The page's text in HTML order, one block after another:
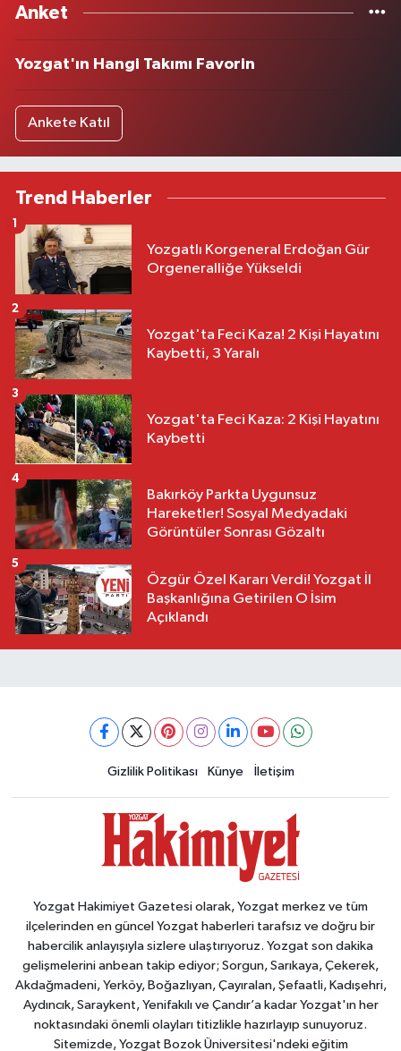
Anket
Yozgat'ın Hangi Takımı Favorin
Ankete Katıl
Trend Haberler
Yozgatlı Korgeneral Erdoğan Gür
Orgeneralliğe Yükseldi
1
Yozgat'ta Feci Kaza! 2 Kişi Hayatını
Kaybetti, 3 Yaralı
2
Yozgat'ta Feci Kaza: 2 Kişi Hayatını
Kaybetti
3
Bakırköy Parkta Uygunsuz
Hareketler! Sosyal Medyadaki
Görüntüler Sonrası Gözaltı
4
Özgür Özel Kararı Verdi! Yozgat İl
Başkanlığına Getirilen O İsim
Açıklandı
5
Gizlilik Politikası Künye İletişim
Yozgat Hakimiyet Gazetesi olarak, Yozgat merkez ve tüm
ilçelerinden en güncel Yozgat haberleri tarafsız ve doğru bir
habercilik anlayışıyla sizlere ulaştırıyoruz. Yozgat son dakika
gelişmelerini anbean takip ediyor; Sorgun, Sarıkaya, Çekerek,
Akdağmadeni, Yerköy, Boğazlıyan, Çayıralan, Şefaatli, Kadışehri,
Aydıncık, Saraykent, Yenifakılı ve Çandır’a kadar Yozgat'ın her
noktasındaki önemli olayları titizlikle hazırlayıp sunuyoruz.
Sitemizde, Yozgat Bozok Üniversitesi'ndeki eğitim